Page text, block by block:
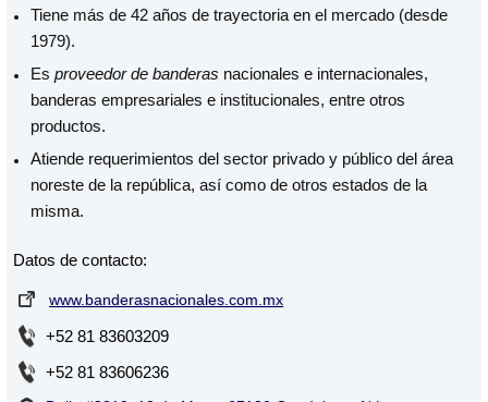
U.M. QUERETANA
Tiene más de 42 años de trayectoria en el mercado (desde
1979).
Es proveedor de banderas nacionales e internacionales,
banderas empresariales e institucionales, entre otros
productos.
Atiende requerimientos del sector privado y público del área
noreste de la república, así como de otros estados de la
misma.
Datos de contacto:
www.banderasnacionales.com.mx
+52 81 83603209
+52 81 83606236